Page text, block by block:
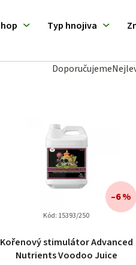
Ř
z
e
n
í
p
r
Doporučujeme
Typ hnojiva
Kořenový stimulátor Advanced
Nutrients Voodoo Juice
–6 %
Kód: 15393/250